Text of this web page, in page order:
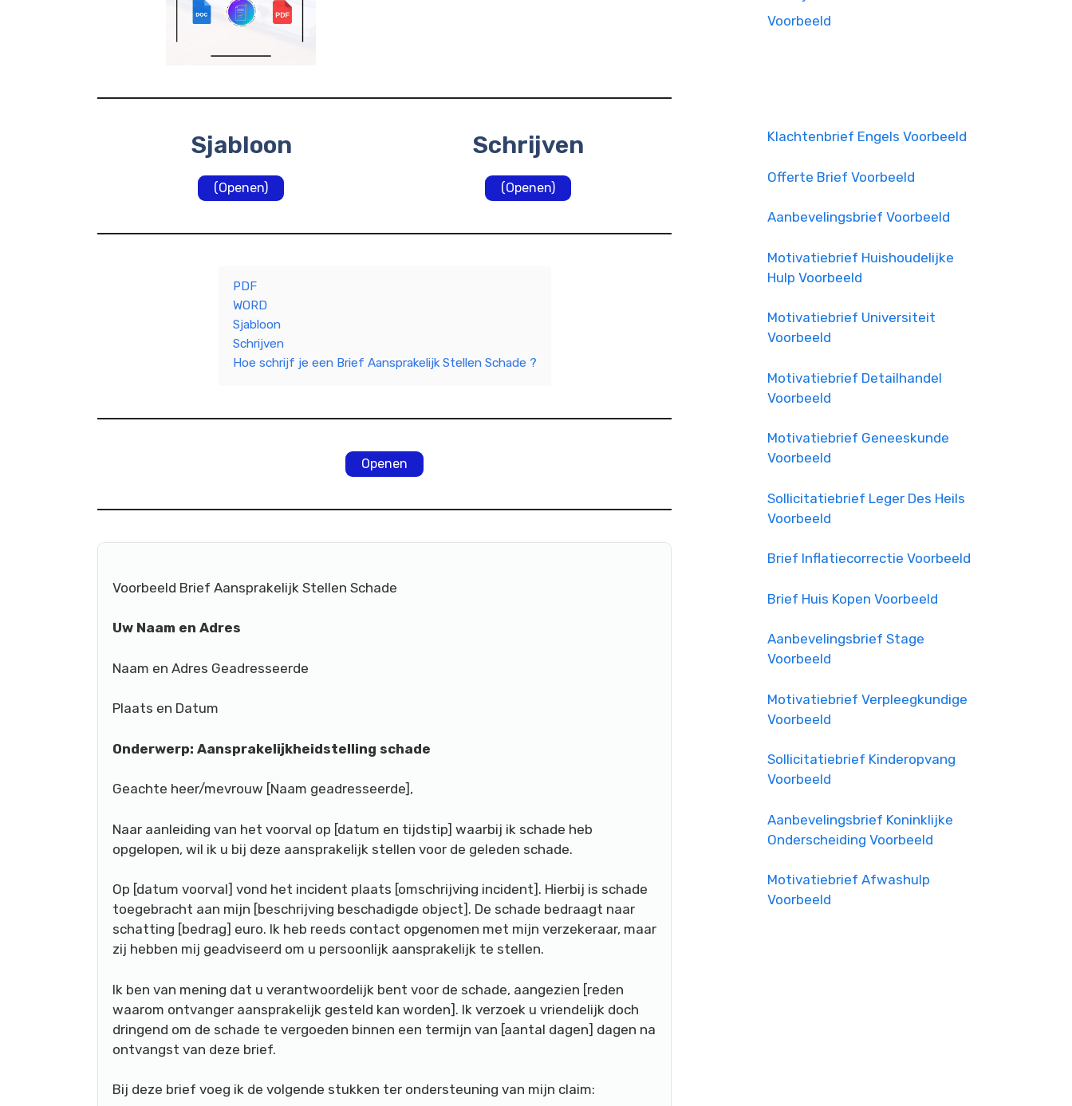
Sjabloon
(Openen)
Schrijven
(Openen)
PDF
WORD
Sjabloon
Schrijven
Hoe schrijf je een Brief Aansprakelijk Stellen Schade ?
Openen
Voorbeeld Brief Aansprakelijk Stellen Schade
Uw Naam en Adres
Naam en Adres Geadresseerde
Plaats en Datum
Onderwerp: Aansprakelijkheidstelling schade
Geachte heer/mevrouw [Naam geadresseerde],
Naar aanleiding van het voorval op [datum en tijdstip] waarbij ik schade heb
opgelopen, wil ik u bij deze aansprakelijk stellen voor de geleden schade.
Op [datum voorval] vond het incident plaats [omschrijving incident]. Hierbij is schade
toegebracht aan mijn [beschrijving beschadigde object]. De schade bedraagt naar
schatting [bedrag] euro. Ik heb reeds contact opgenomen met mijn verzekeraar, maar
zij hebben mij geadviseerd om u persoonlijk aansprakelijk te stellen.
Ik ben van mening dat u verantwoordelijk bent voor de schade, aangezien [reden
waarom ontvanger aansprakelijk gesteld kan worden]. Ik verzoek u vriendelijk doch
dringend om de schade te vergoeden binnen een termijn van [aantal dagen] dagen na
ontvangst van deze brief.
Bij deze brief voeg ik de volgende stukken ter ondersteuning van mijn claim:
Voorbeeld
Klachtenbrief Engels Voorbeeld
Offerte Brief Voorbeeld
Aanbevelingsbrief Voorbeeld
Motivatiebrief Huishoudelijke
Hulp Voorbeeld
Motivatiebrief Universiteit
Voorbeeld
Motivatiebrief Detailhandel
Voorbeeld
Motivatiebrief Geneeskunde
Voorbeeld
Sollicitatiebrief Leger Des Heils
Voorbeeld
Brief Inflatiecorrectie Voorbeeld
Brief Huis Kopen Voorbeeld
Aanbevelingsbrief Stage
Voorbeeld
Motivatiebrief Verpleegkundige
Voorbeeld
Sollicitatiebrief Kinderopvang
Voorbeeld
Aanbevelingsbrief Koninklijke
Onderscheiding Voorbeeld
Motivatiebrief Afwashulp
Voorbeeld